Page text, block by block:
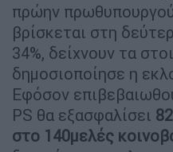
πρώην
βρίσκεται στη
34%, δείχνουν τα
δημοσιοποίησε η
Εφόσον
PS θα εξασφαλίσει
στο 140μελές